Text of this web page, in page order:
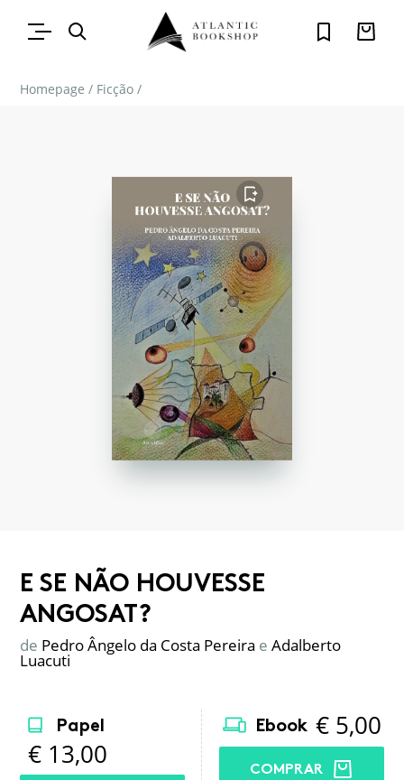
Homepage / Ficção /
FAVORITO
E SE NÃO HOUVESSE
ANGOSAT?
de Pedro Ângelo da Costa Pereira e Adalberto
Luacuti
Papel
€ 13,00
Ebook € 5,00
COMPRAR